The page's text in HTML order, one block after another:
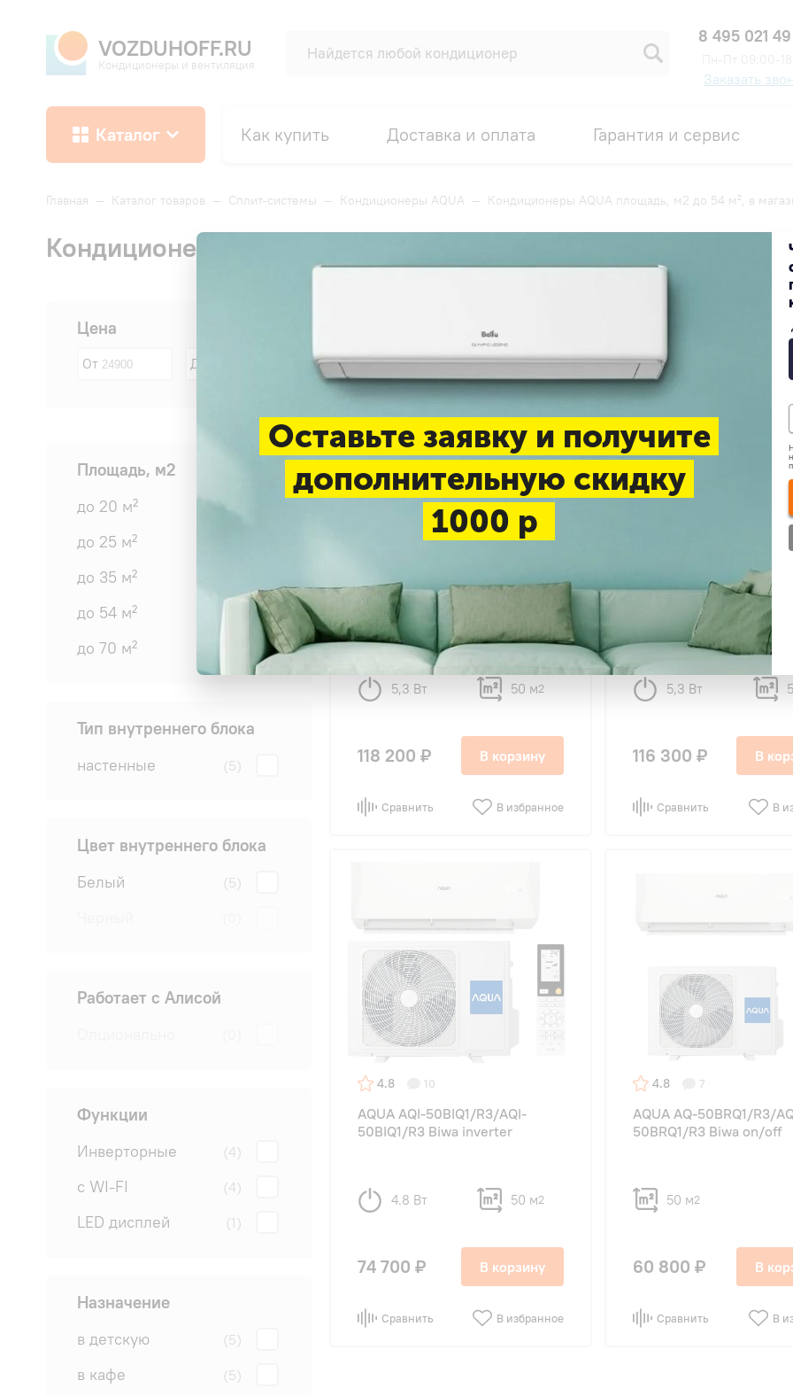
VOZDUHOFF.RU
Кондиционеры и вентиляция
8 495 021
Заказать
Каталог Как купить Доставка и оплата Гарантия и сервис
Главная — Каталог товаров — Сплит-системы — Кондиционеры AQUA — Кондиционеры AQUA площадь, м2 до 54 м², в
Кондиционеры AQUA площадь, м2 до 54 м², в магазин
Цена
От До
Площадь, м2
до 20 м² (4)
до 25 м²
до 35 м²
до 54 м²
до 70 м²
Тип внутреннего блока
настенные (5)
Цвет внутреннего блока
Белый (5)
Работает с Алисой
Функции
Инверторные (4)
с WI-FI (4)
LED дисплей (1)
Назначение
в детскую (5)
в кафе (5)
AQUA AQI-50FIS1/R3-В/AQI-
50FIS1/R3 Towada inverter
5,3 Вт 50 м2
118 200 ₽ В корзину
Сравнить В избранное
AQUA AQI-50FIS1/R3-W/
50FIS1/R3 Towada
5,3 Вт
116 300 ₽ В
Сравнить В
4.8 10
AQUA AQI-50BIQ1/R3/AQI-
50BIQ1/R3 Biwa inverter
4.8 Вт 50 м2
74 700 ₽ В корзину
Сравнить В избранное
4.8 7
AQUA AQ-50BRQ1/R3/
50BRQ1/R3 Biwa on/off
50 м2
60 800 ₽ В
Сравнить В
Оставьте заявку и получите
дополнительную скидку
1000 р